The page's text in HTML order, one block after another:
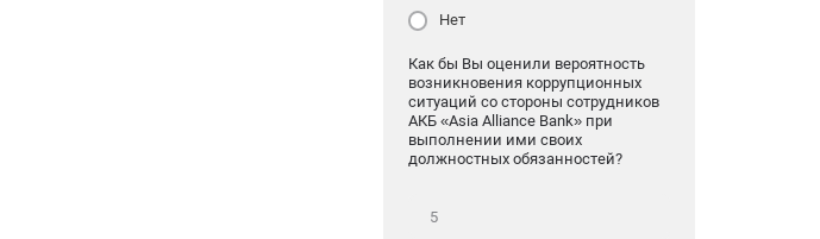
Нет
Как бы Вы оценили вероятность
возникновения коррупционных
ситуаций со стороны сотрудников
АКБ «Asia Alliance Bank» при
выполнении ими своих
должностных обязанностей?